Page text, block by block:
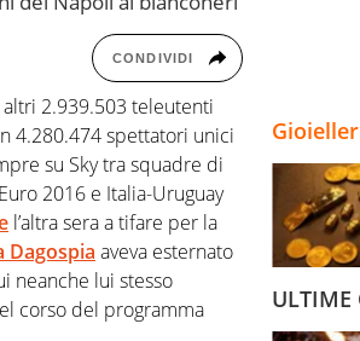
CONDIVIDI
altri 2.939.503 teleutenti
4.280.474 spettatori unici
su Sky tra squadre di
2016 e Italia-Uruguay
l’altra sera a tifare per la
Dagospia aveva esternato
neanche lui stesso
corso del programma
ULTIME